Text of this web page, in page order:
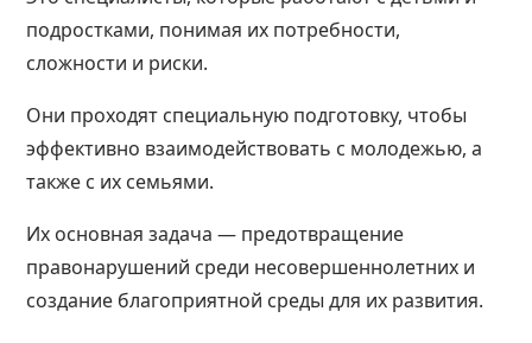
подростками, понимая их потребности,
сложности и риски.
Они проходят специальную подготовку, чтобы
эффективно взаимодействовать с молодежью, а
также с их семьями.
Их основная задача — предотвращение
правонарушений среди несовершеннолетних и
создание благоприятной среды для их развития.